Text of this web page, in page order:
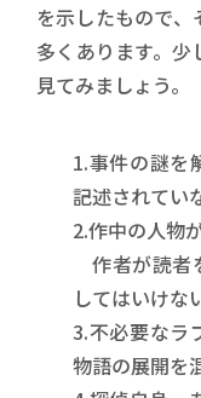
を示したもので
多くあります。
見てみましょう。
1.事件の謎を
記述されてい
2.作中の人物
作者が読者
してはいけな
3.不必要なラ
物語の展開を